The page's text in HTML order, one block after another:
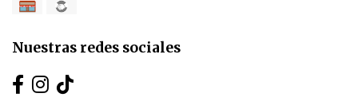
Nuestras redes sociales